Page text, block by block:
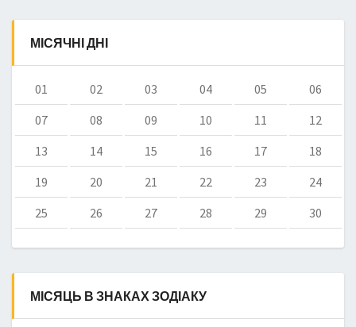
МІСЯЧНІ ДНІ
01 02 03 04 05
06
07
08 09 10 11
12
13
14 15 16 17
18
19
20 21 22 23
24
25
26 27 28 29 30
МІСЯЦЬ В ЗНАКАХ ЗОДІАКУ